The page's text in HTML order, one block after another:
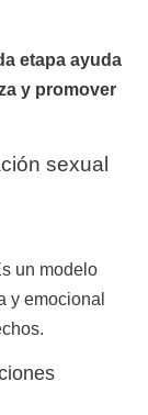
etapa ayuda
y promover
sexual
un modelo
y emocional